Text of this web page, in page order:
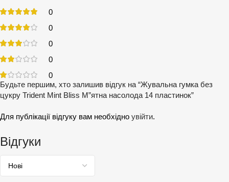
0
0
0
0
0
Відгуки
Будьте першим, хто залишив відгук на “Жувальна гумка без
цукру Trident Mint Bliss М”ятна насолода 14 пластинок”
Для публікації відгуку вам необхідно увійти.